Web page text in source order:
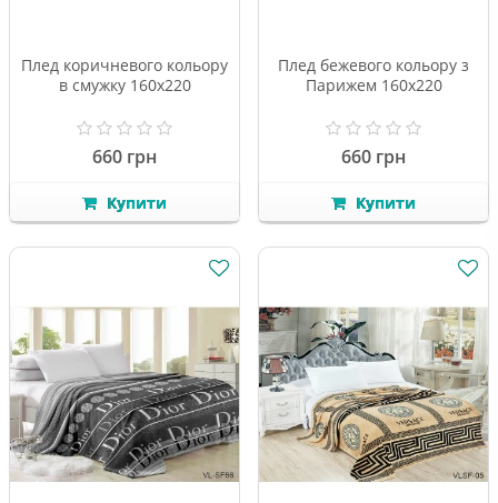
Плед коричневого кольору
в смужку 160х220
660 грн
Купити
Плед бежевого кольору з
Парижем 160х220
660 грн
Купити